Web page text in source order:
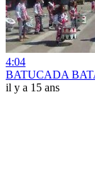
4:04
BATUCADA
il y a 15 ans